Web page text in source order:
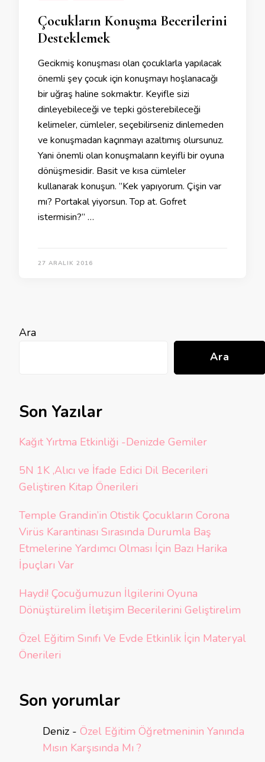
Çocukların Konuşma Becerilerini
Desteklemek
Gecikmiş konuşması olan çocuklarla yapılacak
önemli şey çocuk için konuşmayı hoşlanacağı
bir uğraş haline sokmaktır. Keyifle sizi
dinleyebileceği ve tepki gösterebileceği
kelimeler, cümleler, seçebilirseniz dinlemeden
ve konuşmadan kaçınmayı azaltımış olursunuz.
Yani önemli olan konuşmaların keyifli bir oyuna
dönüşmesidir. Basit ve kısa cümleler
kullanarak konuşun. ”Kek yapıyorum. Çişin var
mı? Portakal yiyorsun. Top at. Gofret
istermisin?” …
27 ARALIK 2016
Ara
Ara
Son Yazılar
Kağıt Yırtma Etkinliği -Denizde Gemiler
5N 1K ,Alıcı ve İfade Edici Dil Becerileri
Geliştiren Kitap Önerileri
Temple Grandin’in Otistik Çocukların Corona
Virüs Karantinası Sırasında Durumla Baş
Etmelerine Yardımcı Olması İçin Bazı Harika
İpuçları Var
Haydi! Çocuğumuzun İlgilerini Oyuna
Dönüştürelim İletişim Becerilerini Geliştirelim
Özel Eğitim Sınıfı Ve Evde Etkinlik İçin Materyal
Önerileri
Son yorumlar
Deniz - Özel Eğitim Öğretmeninin Yanında
Mısın Karşısında Mı ?